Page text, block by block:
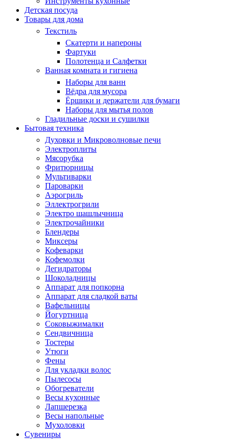
Детская посуда
Товары для дома
Текстиль
Скатерти и напероны
Фартуки
Полотенца и Салфетки
Ванная комната и гигиена
Наборы для ванн
Вёдра для мусора
Ёршики и держатели для бумаги
Наборы для мытья полов
Гладильные доски и сушилки
Бытовая техника
Духовки и Микроволновые печи
Электроплиты
Мясорубка
Фритюрницы
Мультиварки
Пароварки
Аэрогриль
Эллектрогрили
Электро шашлычница
Электрочайники
Блендеры
Миксеры
Кофеварки
Кофемолки
Дегидраторы
Шоколадницы
Аппарат для попкорна
Аппарат для сладкой ваты
Вафельницы
Йогуртница
Соковыжималки
Сендвичница
Тостеры
Утюги
Фены
Для укладки волос
Пылесосы
Обогреватели
Весы кухонные
Лапшерезка
Весы напольные
Мухоловки
Сувениры